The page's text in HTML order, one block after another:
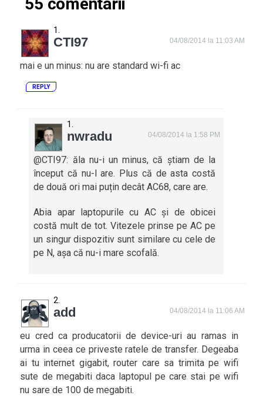
55 comentarii
CTI97 04/08/2014 la 11:03 AM
mai e un minus: nu are standard wi-fi ac
REPLY
nwradu 04/08/2014 la 1:58 PM
@CTI97: ăla nu-i un minus, că știam de la
început că nu-l are. Plus că de asta costă
de două ori mai puțin decât AC68, care are.
Abia apar laptopurile cu AC și de obicei
costă mult de tot. Vitezele prinse pe AC pe
un singur dispozitiv sunt similare cu cele de
pe N, așa că nu-i mare scofală.
add 04/08/2014 la 11:06 AM
eu cred ca producatorii de device-uri au ramas in
urma in ceea ce priveste ratele de transfer. Degeaba
ai tu internet gigabit, router care sa trimita pe wifi
sute de megabiti daca laptopul pe care stai pe wifi
nu sare de 100 de megabiti.